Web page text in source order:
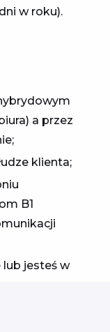
w roku).
a przez
klienta;
B1
lub jesteś w